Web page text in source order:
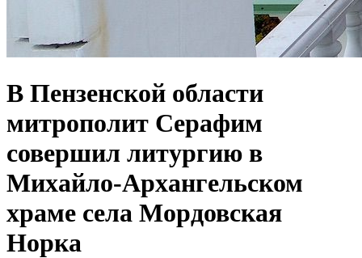
В Пензенской области
митрополит Серафим
совершил литургию в
Михайло-Архангельском
храме села Мордовская
Норка